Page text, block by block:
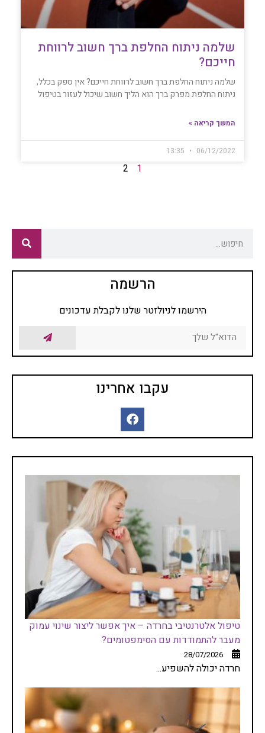
שלמה ניתוח החלפת ברך חשוב לרווחת
חייכם?
שלמה ניתוח החלפת ברך חשוב לרווחת חייכם? אין ספק בכלל,
ניתוח החלפת מפרק ברך הוא הליך חשוב שיכול לעזור בטיפול
המשך קריאה »
06/12/2022
1
2
הרשמה
הירשמו לניולזטר שלנו לקבלת עדכונים
עקבו אחרינו
טיפול אלטרנטיבי בחרדה – איך אפשר ליצור שינוי עמוק
מעבר להתמודדות עם הסימפטומים?
28/07/2026
חרדה יכולה להשפיע...